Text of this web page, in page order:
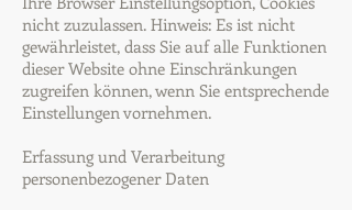
nicht zuzulassen. Hinweis: Es ist nicht
gewährleistet, dass Sie auf alle Funktionen
dieser Website ohne Einschränkungen
zugreifen können, wenn Sie entsprechende
Einstellungen vornehmen.
Erfassung und Verarbeitung
personenbezogener Daten